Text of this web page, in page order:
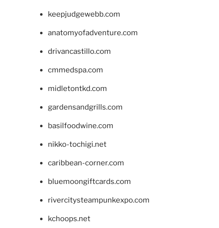
keepjudgewebb.com
anatomyofadventure.com
drivancastillo.com
cmmedspa.com
midletontkd.com
gardensandgrills.com
basilfoodwine.com
nikko-tochigi.net
caribbean-corner.com
bluemoongiftcards.com
rivercitysteampunkexpo.com
kchoops.net